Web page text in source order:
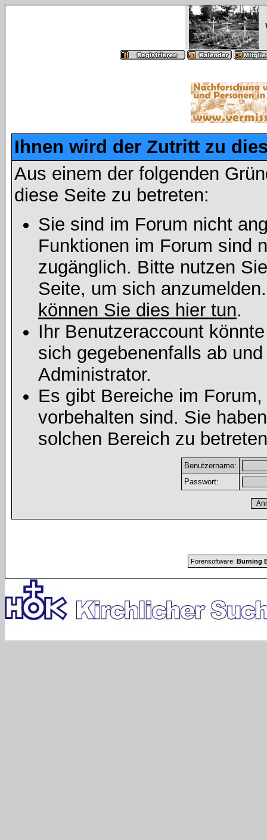
Ihnen wird der Zutritt zu
Aus einem der folgenden
diese Seite zu betreten:
Sie sind im Forum nicht
Funktionen im Forum sind
zugänglich. Bitte nutzen
Seite, um sich
können Sie dies hier tun.
Ihr Benutzeraccount
sich gegebenenfalls ab
Administrator.
Es gibt Bereiche im
vorbehalten sind. Sie
solchen Bereich zu
Benutzername:
Passwort:
Forensoftware: Burning